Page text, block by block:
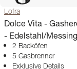
Lofra
Dolce Vita -
- Edelstahl/Messing
2 Backöfen
5 Gasbrenner
Exklusive Details